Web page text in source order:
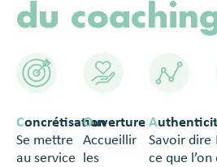
du
Concrétisation
Se mettre
au service
Ouverture
Accueillir
les
A
Savoir dire
ce que l’on